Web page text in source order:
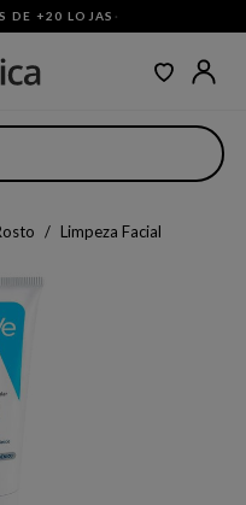
DE +20 LOJAS ·
Limpeza Facial